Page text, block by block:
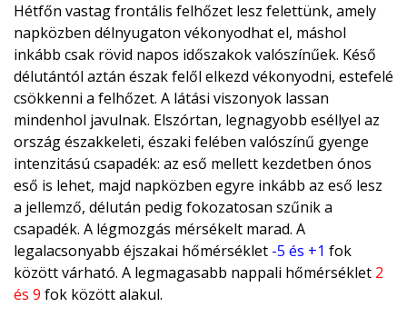
Hétfőn vastag frontális felhőzet lesz felettünk, amely
napközben délnyugaton vékonyodhat el, máshol
inkább csak rövid napos időszakok valószínűek. Késő
délutántól aztán észak felől elkezd vékonyodni, estefelé
csökkenni a felhőzet. A látási viszonyok lassan
mindenhol javulnak. Elszórtan, legnagyobb eséllyel az
ország északkeleti, északi felében valószínű gyenge
intenzitású csapadék: az eső mellett kezdetben ónos
eső is lehet, majd napközben egyre inkább az eső lesz
a jellemző, délután pedig fokozatosan szűnik a
csapadék. A légmozgás mérsékelt marad. A
legalacsonyabb éjszakai hőmérséklet -5 és +1 fok
között várható. A legmagasabb nappali hőmérséklet 2
és 9 fok között alakul.